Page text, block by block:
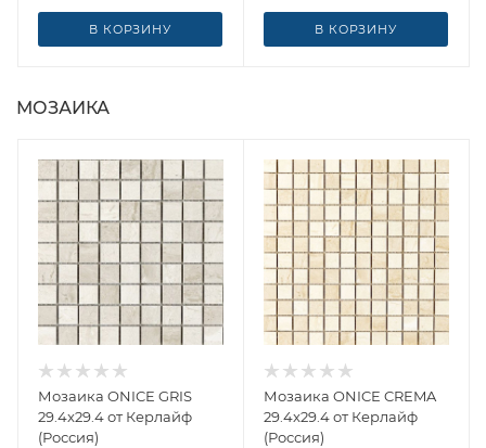
В КОРЗИНУ В КОРЗИНУ
МОЗАИКА
Мозаика ONICE GRIS
29.4x29.4 от Керлайф
(Россия)
Мозаика ONICE CREMA
29.4x29.4 от Керлайф
(Россия)